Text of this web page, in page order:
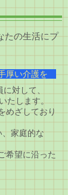
たの生活にプ
厚い介護を
対して、
たします。
めざしており
家庭的な
希望に沿った